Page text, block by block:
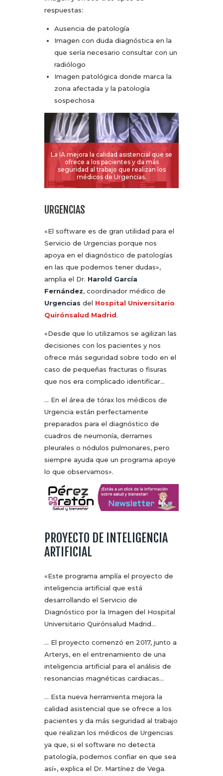
respuestas:
Ausencia de patología
Imagen con duda diagnóstica en la
que sería necesario consultar con un
radiólogo
Imagen patológica donde marca la
zona afectada y la patología
sospechosa
La IA mejora la calidad asistencial que se
ofrece a los pacientes y da más
seguridad al trabajo que realizan los
médicos de Urgencias.
URGENCIAS
«El software es de gran utilidad para el
Servicio de Urgencias porque nos
apoya en el diagnóstico de patologías
en las que podemos tener dudas»,
amplia el Dr. Harold García
Fernández, coordinador médico de
Urgencias del Hospital Universitario
Quirónsalud Madrid.
«Desde que lo utilizamos se agilizan las
decisiones con los pacientes y nos
ofrece más seguridad sobre todo en el
caso de pequeñas fracturas o fisuras
que nos era complicado identificar…
… En el área de tórax los médicos de
Urgencia están perfectamente
preparados para el diagnóstico de
cuadros de neumonía, derrames
pleurales o nódulos pulmonares, pero
siempre ayuda que un programa apoye
lo que observamos».
PROYECTO DE INTELIGENCIA
ARTIFICIAL
«Este programa amplía el proyecto de
inteligencia artificial que está
desarrollando el Servicio de
Diagnóstico por la Imagen del Hospital
Universitario Quirónsalud Madrid…
… El proyecto comenzó en 2017, junto a
Arterys, en el entrenamiento de una
inteligencia artificial para el análisis de
resonancias magnéticas cardiacas…
… Esta nueva herramienta mejora la
calidad asistencial que se ofrece a los
pacientes y da más seguridad al trabajo
que realizan los médicos de Urgencias
ya que, si el software no detecta
patología, podemos confiar en que sea
así», explica el Dr. Martínez de Vega.